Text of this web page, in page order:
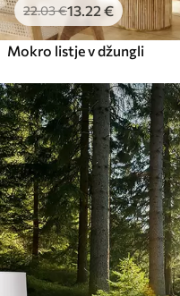
22.03€13 .22 €
Mokro listje v džungli